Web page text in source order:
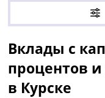
Вклады с
процентов
в Курске